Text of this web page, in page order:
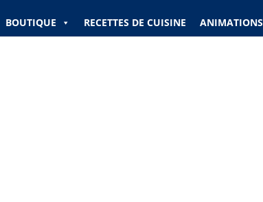
BOUTIQUE RECETTES DE CUISINE ANIMATIONS